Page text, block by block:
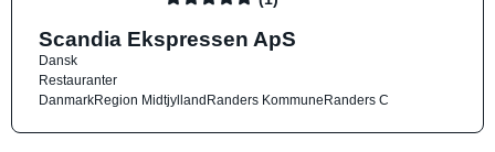
Scandia Ekspressen ApS
Dansk
Restauranter
DanmarkRegion MidtjyllandRanders KommuneRanders C